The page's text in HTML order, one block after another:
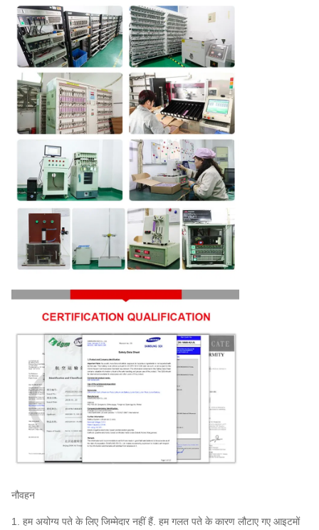
नौवहन
1. हम अयोग्य पते के लिए जिम्मेदार नहीं हैं. हम गलत पते के कारण लौटाए गए आइटमों